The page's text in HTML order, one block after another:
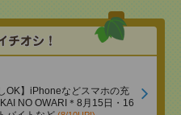
OK】iPhoneなどスマホの充
NO OWARI＊8月15日・16